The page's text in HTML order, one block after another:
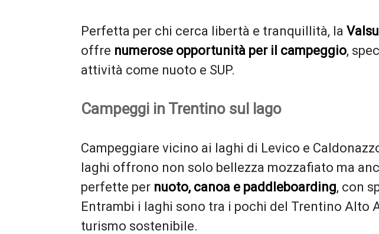
Perfetta per chi cerca libertà e tranquillità, la
offre numerose opportunità per il campeggio,
attività come nuoto e SUP.
Campeggi in Trentino sul lago
Campeggiare vicino ai laghi di Levico e
laghi offrono non solo bellezza mozzafiato ma
perfette per nuoto, canoa e paddleboarding, con
Entrambi i laghi sono tra i pochi del Trentino Alto
turismo sostenibile.